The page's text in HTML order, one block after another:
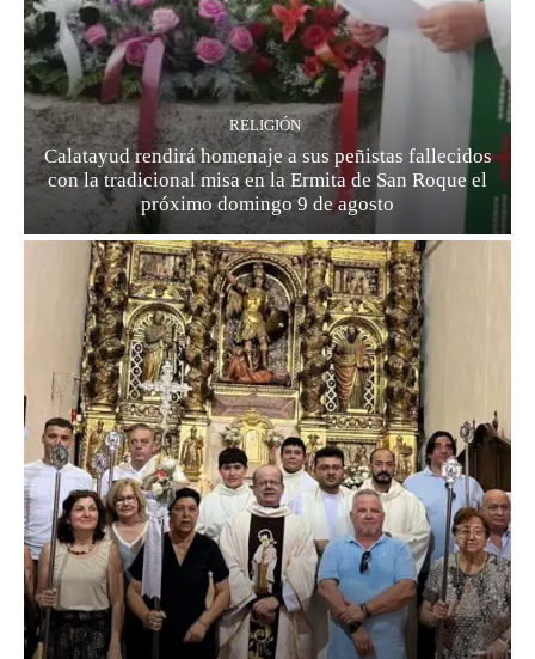
RELIGIÓN
Calatayud rendirá homenaje a sus peñistas fallecidos
con la tradicional misa en la Ermita de San Roque el
próximo domingo 9 de agosto